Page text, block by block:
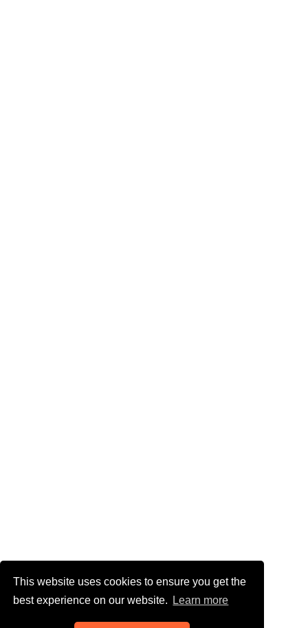
This website uses cookies to ensure you get the
best experience on our website.
Learn more